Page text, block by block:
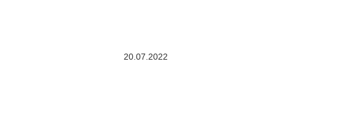
20.07.2022